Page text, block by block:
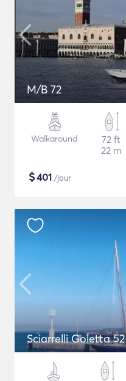
M/B 72
Walkaround
72 ft
22 m
$401 /jour
Sciarrelli Goletta 52